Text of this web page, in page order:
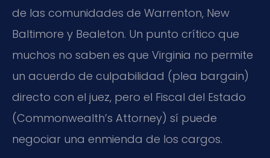
de las comunidades de Warrenton, New
Baltimore y Bealeton. Un punto crítico que
muchos no saben es que Virginia no permite
un acuerdo de culpabilidad (plea bargain)
directo con el juez, pero el Fiscal del Estado
(Commonwealth’s Attorney) sí puede
negociar una enmienda de los cargos.